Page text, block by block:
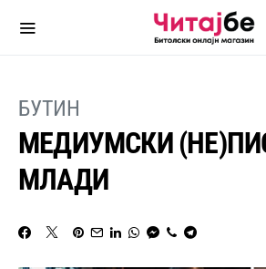
БУТИН
МЕДИУМСКИ
МЛАДИ